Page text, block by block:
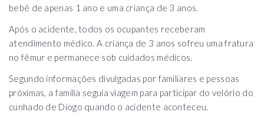
bebê de apenas 1 ano e uma criança de 3 anos.
Após o acidente, todos os ocupantes receberam
atendimento médico. A criança de 3 anos sofreu uma fratura
no fêmur e permanece sob cuidados médicos.
Segundo informações divulgadas por familiares e pessoas
próximas, a família seguia viagem para participar do velório do
cunhado de Diogo quando o acidente aconteceu.